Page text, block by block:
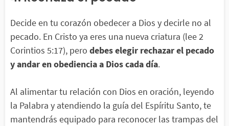
Decide en tu corazón obedecer a Dios y decirle no al
pecado. En Cristo ya eres una nueva criatura (lee 2
Corintios 5:17), pero debes elegir rechazar el pecado
y andar en obediencia a Dios cada día.
Al alimentar tu relación con Dios en oración, leyendo
la Palabra y atendiendo la guía del Espíritu Santo, te
mantendrás equipado para reconocer las trampas del